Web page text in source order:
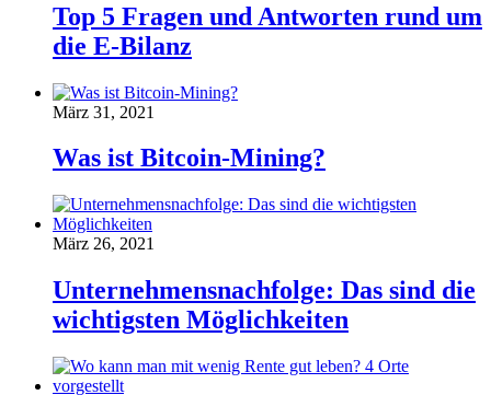
Top 5 Fragen und Antworten rund um
die E-Bilanz
März 31, 2021
Was ist Bitcoin-Mining?
März 26, 2021
Unternehmensnachfolge: Das sind die
wichtigsten Möglichkeiten